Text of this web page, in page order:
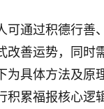
可通过积德行善
改善运势，同时
为具体方法及原
积累福报核心逻
师看看，有没有人
来老师微信：